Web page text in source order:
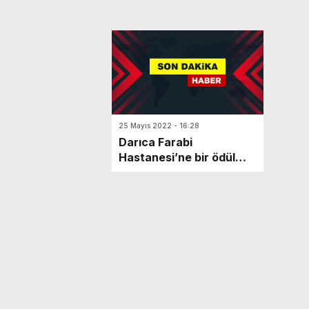
25 Mayıs 2022 - 16:28
Darıca Farabi
Hastanesi’ne bir ödül